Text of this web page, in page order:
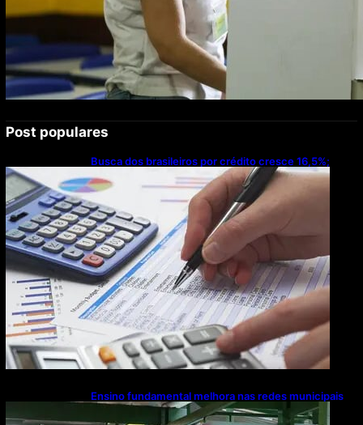
Post populares
Busca dos brasileiros por crédito cresce 16,5%;
Mato Grosso lidera ranking entre estados
Ensino fundamental melhora nas redes municipais